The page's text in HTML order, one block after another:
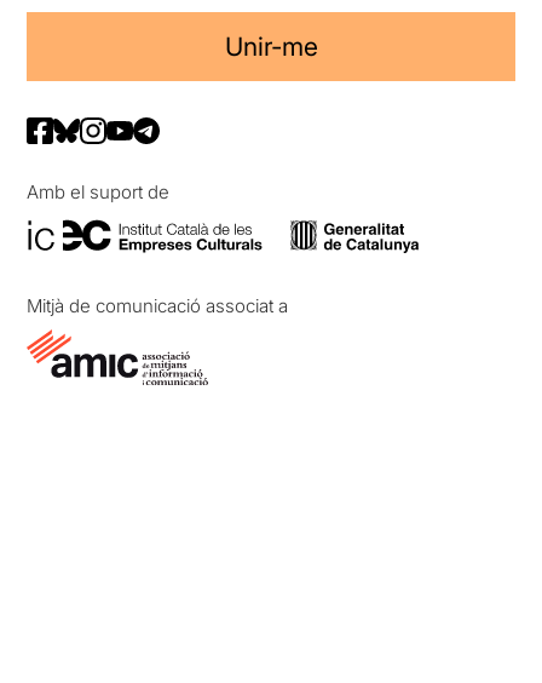
Unir-me
Amb el suport de
Mitjà de comunicació associat a